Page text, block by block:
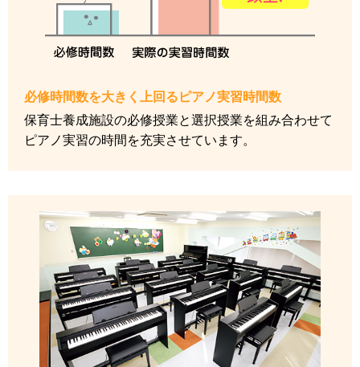
必修時間数を大きく上回るピアノ実習時間数
保育士養成施設の必修授業と選択授業を組み合わせて
ピアノ実習の時間を充実させています。